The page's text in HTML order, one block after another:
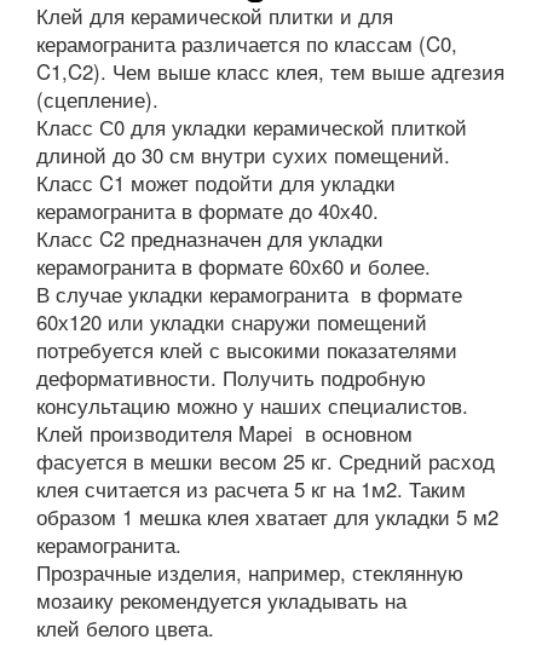
Клей для керамической плитки и для
керамогранита различается по классам (C0,
C1,C2). Чем выше класс клея, тем выше адгезия
(сцепление).
Класс С0 для укладки керамической плиткой
длиной до 30 см внутри сухих помещений.
Класс C1 может подойти для укладки
керамогранита в формате до 40х40.
Класс C2 предназначен для укладки
керамогранита в формате 60х60 и более.
В случае укладки керамогранита в формате
60х120 или укладки снаружи помещений
потребуется клей с высокими показателями
деформативности. Получить подробную
консультацию можно у наших специалистов.
Клей производителя Mapei в основном
фасуется в мешки весом 25 кг. Средний расход
клея считается из расчета 5 кг на 1м2. Таким
образом 1 мешка клея хватает для укладки 5 м2
керамогранита.
Прозрачные изделия, например, стеклянную
мозаику рекомендуется укладывать на
клей белого цвета.